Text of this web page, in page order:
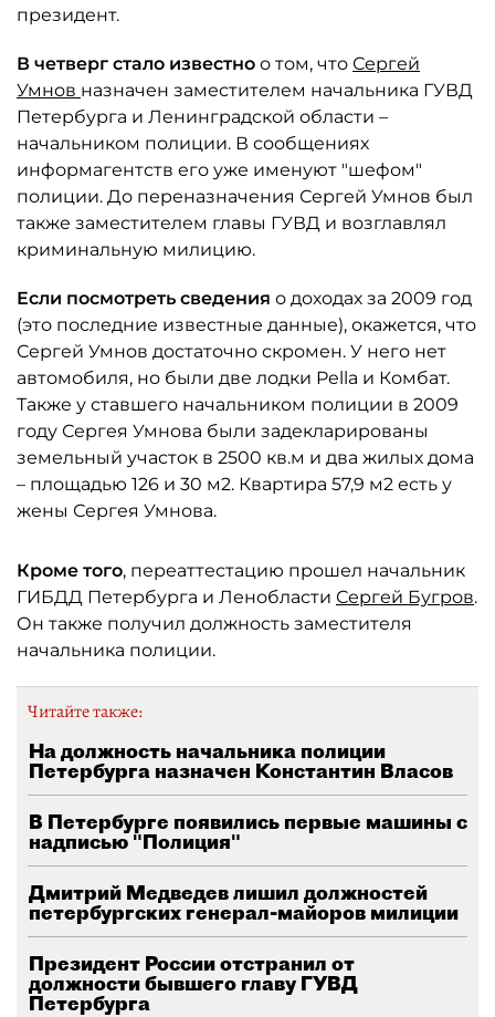
президент.
В четверг стало известно о том, что Сергей
Умнов назначен заместителем начальника ГУВД
Петербурга и Ленинградской области –
начальником полиции. В сообщениях
информагентств его уже именуют "шефом"
полиции. До переназначения Сергей Умнов был
также заместителем главы ГУВД и возглавлял
криминальную милицию.
Если посмотреть сведения о доходах за 2009 год
(это последние известные данные), окажется, что
Сергей Умнов достаточно скромен. У него нет
автомобиля, но были две лодки Pella и Комбат.
Также у ставшего начальником полиции в 2009
году Сергея Умнова были задекларированы
земельный участок в 2500 кв.м и два жилых дома
– площадью 126 и 30 м2. Квартира 57,9 м2 есть у
жены Сергея Умнова.
Кроме того, переаттестацию прошел начальник
ГИБДД Петербурга и Ленобласти Сергей Бугров.
Он также получил должность заместителя
начальника полиции.
Читайте также:
На должность начальника полиции
Петербурга назначен Константин Власов
В Петербурге появились первые машины с
надписью "Полиция"
Дмитрий Медведев лишил должностей
петербургских генерал-майоров милиции
Президент России отстранил от
должности бывшего главу ГУВД
Петербурга